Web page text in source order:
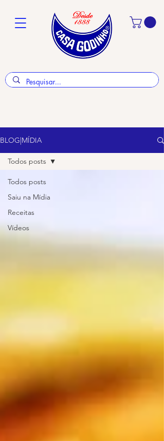
BLOG|MÍDIA
Todos posts
Saiu na Mídia
Receitas
Vídeos
Todos posts